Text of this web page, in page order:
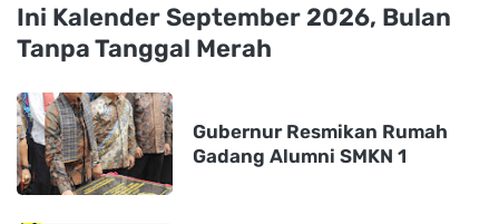
Ini Kalender September 2026, Bulan
Tanpa Tanggal Merah
Gubernur Resmikan Rumah
Gadang Alumni SMKN 1